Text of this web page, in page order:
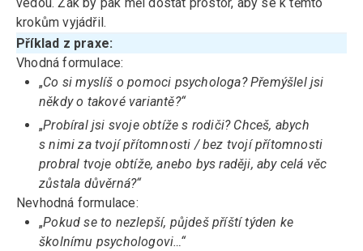
krokům vyjádřil.
Příklad z praxe:
Vhodná formulace:
„Co si myslíš o pomoci psychologa? Přemýšlel jsi
někdy o takové variantě?“
„Probíral jsi svoje obtíže s rodiči? Chceš, abych
s nimi za tvojí přítomnosti / bez tvojí přítomnosti
probral tvoje obtíže, anebo bys raději, aby celá věc
zůstala důvěrná?“
Nevhodná formulace:
„Pokud se to nezlepší, půjdeš příští týden ke
školnímu psychologovi…“